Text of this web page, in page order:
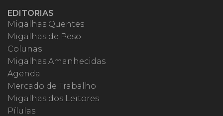
EDITORIAS
Migalhas Quentes
Migalhas de Peso
Colunas
Migalhas Amanhecidas
Agenda
Mercado de Trabalho
Migalhas dos Leitores
Pílulas